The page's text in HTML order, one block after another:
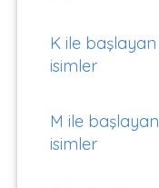
K ile başlayan
isimler
M ile başlayan
isimler